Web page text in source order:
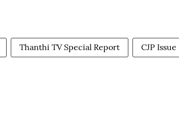
Thanthi TV Special Report CJP Issue